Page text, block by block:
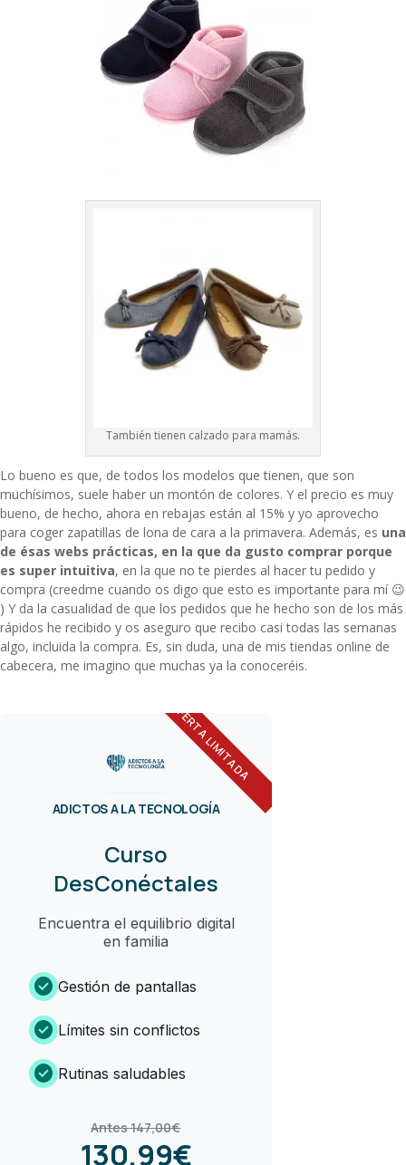
También tienen calzado para mamás.
Lo bueno es que, de todos los modelos que tienen, que son
muchísimos, suele haber un montón de colores. Y el precio es muy
bueno, de hecho, ahora en rebajas están al 15% y yo aprovecho
para coger zapatillas de lona de cara a la primavera. Además, es una
de ésas webs prácticas, en la que da gusto comprar porque
es super intuitiva, en la que no te pierdes al hacer tu pedido y
compra (creedme cuando os digo que esto es importante para mí 😉
) Y da la casualidad de que los pedidos que he hecho son de los más
rápidos he recibido y os aseguro que recibo casi todas las semanas
algo, incluida la compra. Es, sin duda, una de mis tiendas online de
cabecera, me imagino que muchas ya la conoceréis.
OFERTA LIMITADA
ADICTOS A LA TECNOLOGÍA
Curso
DesConéctales
Encuentra el equilibrio digital
en familia
check_circle Gestión de pantallas
check_circle Límites sin conflictos
check_circle Rutinas saludables
Antes 147,00€
130,99€